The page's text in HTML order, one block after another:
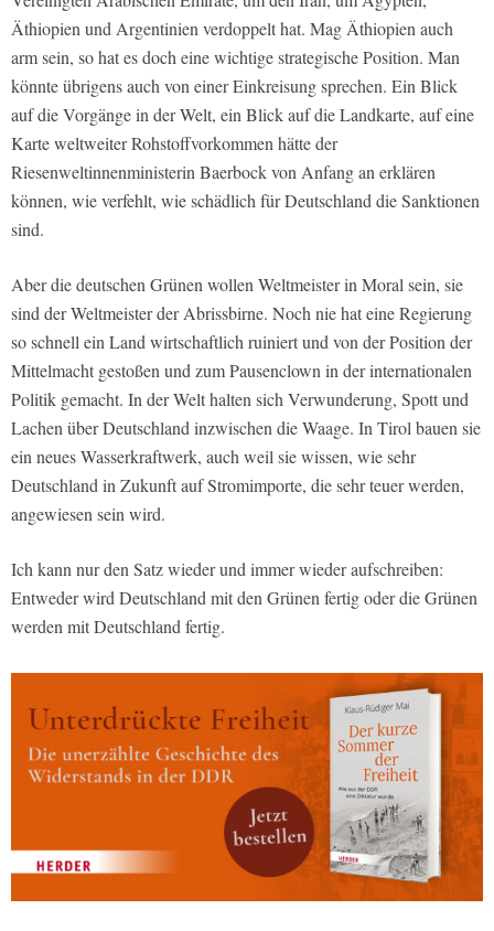
Äthiopien und Argentinien verdoppelt hat. Mag Äthiopien auch
arm sein, so hat es doch eine wichtige strategische Position. Man
könnte übrigens auch von einer Einkreisung sprechen. Ein Blick
auf die Vorgänge in der Welt, ein Blick auf die Landkarte, auf eine
Karte weltweiter Rohstoffvorkommen hätte der
Riesenweltinnenministerin Baerbock von Anfang an erklären
können, wie verfehlt, wie schädlich für Deutschland die Sanktionen
sind.
Aber die deutschen Grünen wollen Weltmeister in Moral sein, sie
sind der Weltmeister der Abrissbirne. Noch nie hat eine Regierung
so schnell ein Land wirtschaftlich ruiniert und von der Position der
Mittelmacht gestoßen und zum Pausenclown in der internationalen
Politik gemacht. In der Welt halten sich Verwunderung, Spott und
Lachen über Deutschland inzwischen die Waage. In Tirol bauen sie
ein neues Wasserkraftwerk, auch weil sie wissen, wie sehr
Deutschland in Zukunft auf Stromimporte, die sehr teuer werden,
angewiesen sein wird.
Ich kann nur den Satz wieder und immer wieder aufschreiben:
Entweder wird Deutschland mit den Grünen fertig oder die Grünen
werden mit Deutschland fertig.